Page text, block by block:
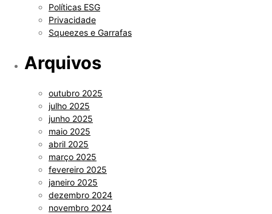
Políticas ESG
Privacidade
Squeezes e Garrafas
Arquivos
outubro 2025
julho 2025
junho 2025
maio 2025
abril 2025
março 2025
fevereiro 2025
janeiro 2025
dezembro 2024
novembro 2024